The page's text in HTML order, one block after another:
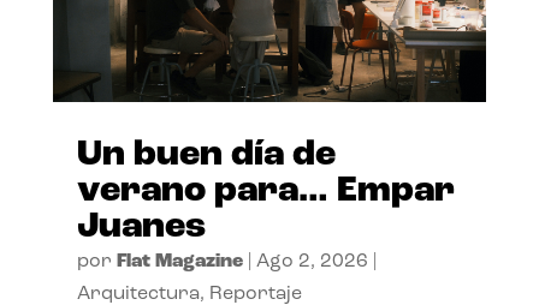
Un buen día de
verano para… Empar
Juanes
por Flat Magazine| Ago 2, 2026
Arquitectura, Reportaje